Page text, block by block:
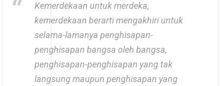
Kemerdekaan untuk merdeka,
kemerdekaan berarti mengakhiri untuk
selama-lamanya penghisapan-
penghisapan bangsa oleh bangsa,
penghisapan-penghisapan yang tak
langsung maupun penghisapan yang